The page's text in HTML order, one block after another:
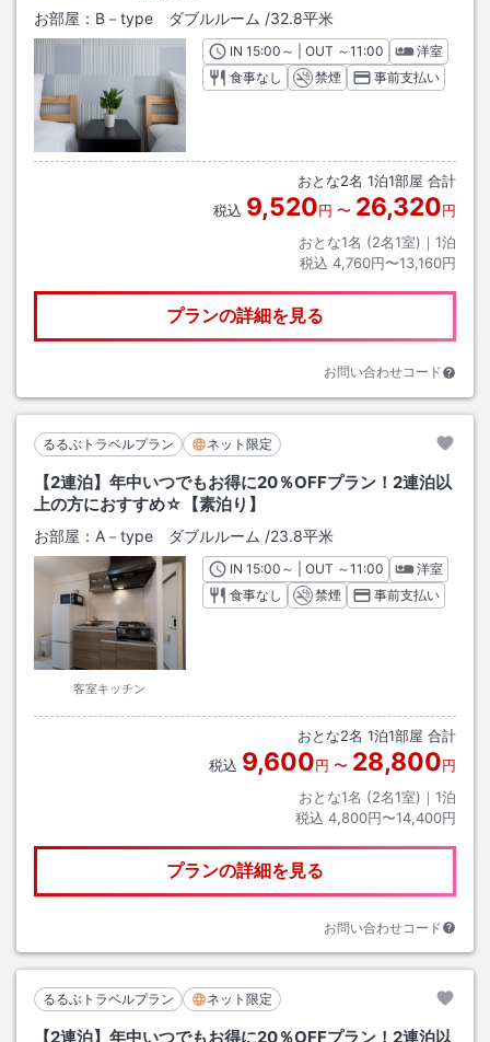
お部屋： B－type ダブルルーム /32.8平米
INチェックイン
15:00 ～ | OUT チェックアウト
～11:00
洋室
食事なし
禁煙 事前支払い
おとな2名 1泊1部屋 合計
税込 9,520円 〜 26,320円
おとな1名 (2名1室)｜ 1泊
税込 4,760円〜13,160円
プランの詳細を見る
お問い合わせコード
るるぶトラベルプラン ネット限定
【2連泊】年中いつでもお得に20％OFFプラン！2連泊以
上の方におすすめ☆【素泊り】
お部屋： A－type ダブルルーム /23.8平米
客室キッチン
INチェックイン
15:00 ～ | OUT チェックアウト
～11:00
洋室
食事なし
禁煙 事前支払い
おとな2名 1泊1部屋 合計
税込 9,600円 〜 28,800円
おとな1名 (2名1室)｜ 1泊
税込 4,800円〜14,400円
プランの詳細を見る
お問い合わせコード
るるぶトラベルプラン ネット限定
【2連泊】年中いつでもお得に20％OFFプラン！2連泊以